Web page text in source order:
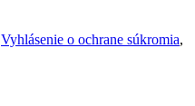
Vyhlásenie o ochrane súkromia,